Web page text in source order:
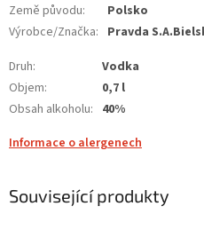
Země původu:
Polsko
Výrobce/Značka: Pravda
Druh:
Vodka
Objem:
0,7 l
Obsah alkoholu: 40%
Informace o alergenech
Související produkty